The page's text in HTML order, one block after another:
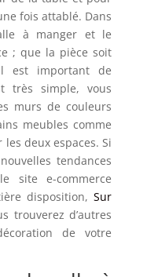
fois attablé. Dans
à manger et le
; que la pièce soit
est important de
très simple, vous
murs de couleurs
meubles comme
deux espaces. Si
tendances
site e-commerce
disposition,Sur
trouverez d’autres
de votre